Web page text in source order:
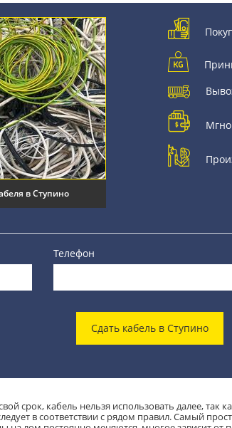
в Ступино
Телефон
Сдать кабель в Ступино
срок, кабель нельзя использовать далее, так
в соответствии с рядом правил. Самый